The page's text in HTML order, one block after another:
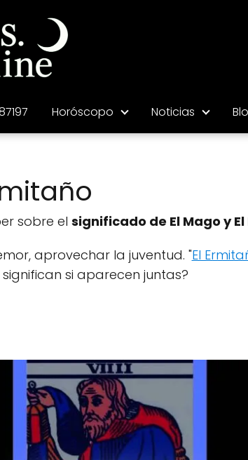
Horóscopo Noticias
sobre el significado de El Mago y
aprovechar la juventud. "El
significan si aparecen juntas?